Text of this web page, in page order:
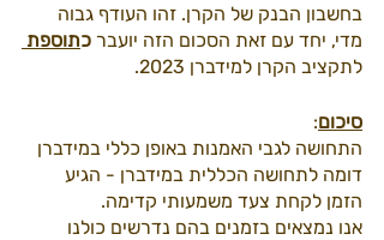
בחשבון הבנק של הקרן. זהו העודף גבוה
מדי, יחד עם זאת הסכום הזה יועבר כתוספת
לתקציב הקרן למידברן 2023.
סיכום:
התחושה לגבי האמנות באופן כללי במידברן
דומה לתחושה הכללית במידברן - הגיע
הזמן לקחת צעד משמעותי קדימה.
אנו נמצאים בזמנים בהם נדרשים כולנו